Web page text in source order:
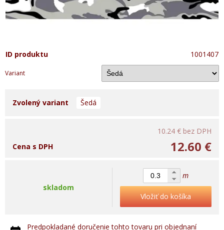
ID produktu 1001407
Variant
Zvolený variant Šedá
10.24 € bez DPH
12.60 €
Cena s DPH
skladom
m
Vložiť do košíka
Predpokladané doručenie tohto tovaru pri objednaní